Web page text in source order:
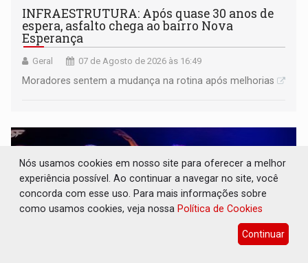
INFRAESTRUTURA: Após quase 30 anos de
espera, asfalto chega ao bairro Nova
Esperança
Geral 07 de Agosto de 2026 às 16:49
Moradores sentem a mudança na rotina após melhorias
Nós usamos cookies em nosso site para oferecer a melhor
experiência possível. Ao continuar a navegar no site, você
concorda com esse uso. Para mais informações sobre
como usamos cookies, veja nossa Política de Cookies
Continuar